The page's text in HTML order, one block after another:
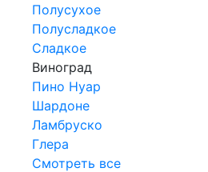
Полусухое
Полусладкое
Сладкое
Виноград
Пино Нуар
Шардоне
Ламбруско
Глера
Смотреть все